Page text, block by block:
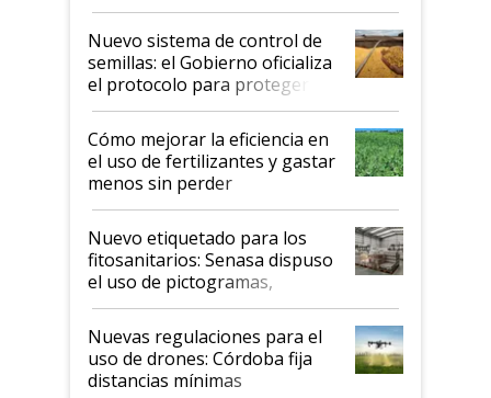
Nuevo sistema de control de
semillas: el Gobierno oficializa
el protocolo para proteger la
propiedad intelectual
Cómo mejorar la eficiencia en
el uso de fertilizantes y gastar
menos sin perder
productividad en la campaña
fina
Nuevo etiquetado para los
fitosanitarios: Senasa dispuso
el uso de pictogramas,
palabras de advertencia e
indicaciones
Nuevas regulaciones para el
uso de drones: Córdoba fija
distancias mínimas